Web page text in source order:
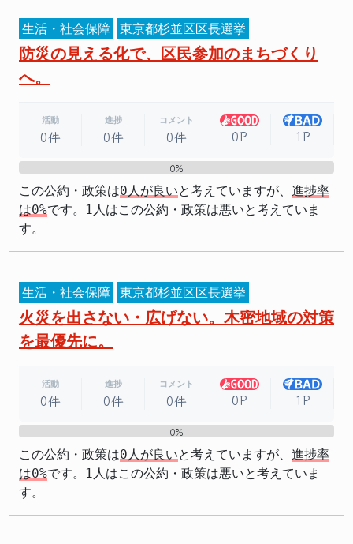
生活・社会保障 東京都杉並区区長選挙
防災の見える化で、区民参加のまちづくり
へ。
活動
0件
進捗
0件
コメント
0件 0P 1P
0%
この公約・政策は0人が良いと考えていますが、 進捗率
は0%です。1人はこの公約・政策は悪いと考えていま
す。
生活・社会保障 東京都杉並区区長選挙
火災を出さない・広げない。木密地域の対策
を最優先に。
活動
0件
進捗
0件
コメント
0件 0P 1P
0%
この公約・政策は0人が良いと考えていますが、 進捗率
は0%です。1人はこの公約・政策は悪いと考えていま
す。